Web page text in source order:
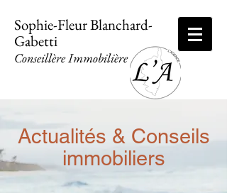
Sophie-Fleur Blanchard-
Gabetti
Conseillère Immobilière
Actualités & Conseils
immobiliers